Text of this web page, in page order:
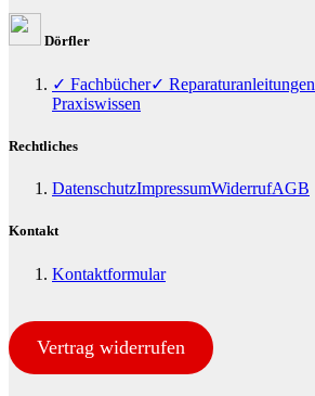
Dörfler
✓ Fachbücher✓ Reparaturanleitungen
Praxiswissen
Rechtliches
DatenschutzImpressumWiderrufAGB
Kontakt
Kontaktformular
Vertrag widerrufen